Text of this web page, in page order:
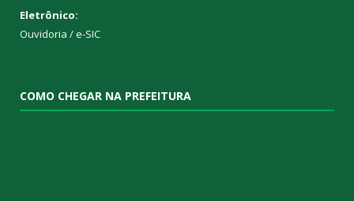
Eletrônico:
Ouvidoria /e-SIC
COMO CHEGAR NA PREFEITURA